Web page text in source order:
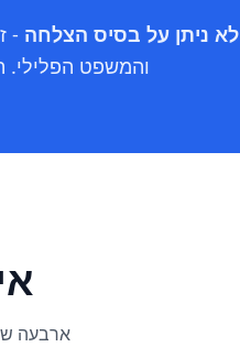
לא ניתן על בסיס הצלחה -
והמשפט הפלילי.
ארבעה